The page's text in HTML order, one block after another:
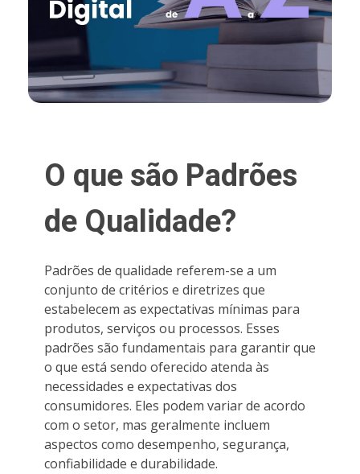
O que são Padrões
de Qualidade?
Padrões de qualidade referem-se a um
conjunto de critérios e diretrizes que
estabelecem as expectativas mínimas para
produtos, serviços ou processos. Esses
padrões são fundamentais para garantir que
o que está sendo oferecido atenda às
necessidades e expectativas dos
consumidores. Eles podem variar de acordo
com o setor, mas geralmente incluem
aspectos como desempenho, segurança,
confiabilidade e durabilidade.